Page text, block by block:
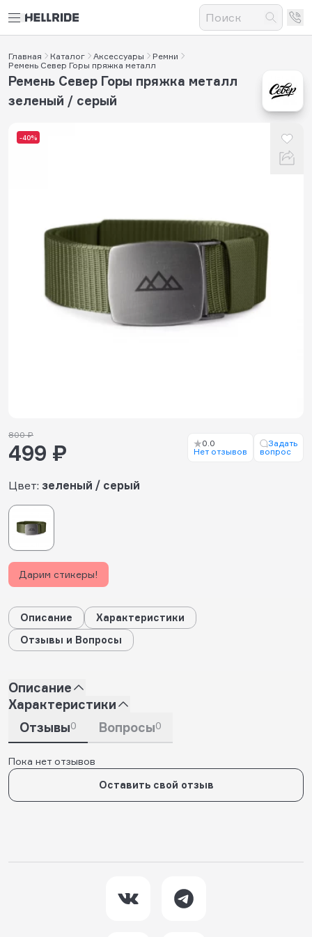
Главная Каталог Аксессуары
Ремни
Ремень Север Горы пряжка металл
-40%
Ремень Север Горы пряжка металл
зеленый / серый
Цвет: зеленый / серый
800 ₽
499 ₽
0.0
Нет отзывов
Задать
вопрос
Дарим стикеры!
Описание
Характеристики
Отзывы и Вопросы
Описание
Характеристики
Отзывы0 Вопросы0
Пока нет отзывов
Оставить свой отзыв